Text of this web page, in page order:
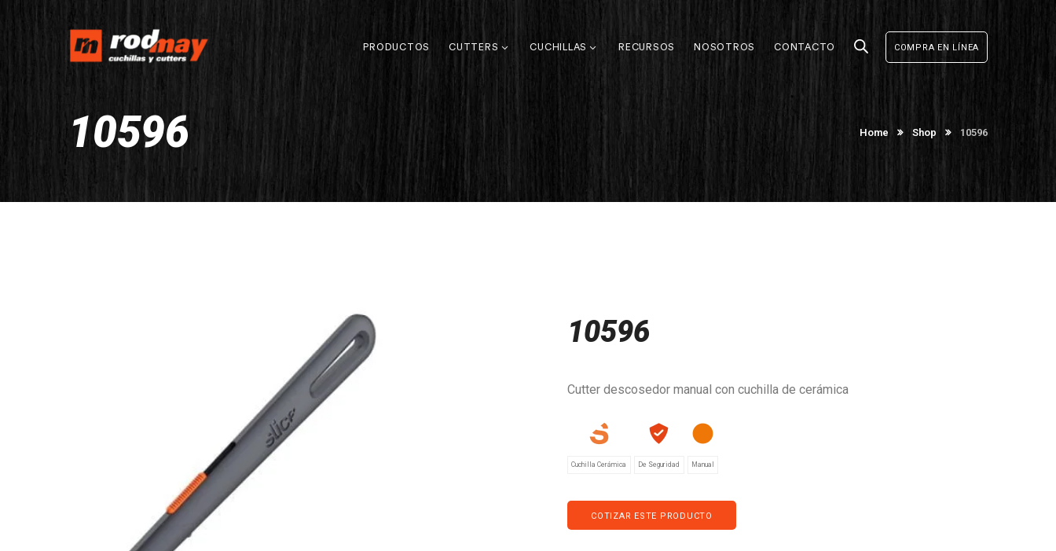
COMPRA EN LÍNEA
PRODUCTOS CUTTERS CUCHILLAS RECURSOS NOSOTROS CONTACTO
10596 Home Shop 10596
10596
Cutter descosedor manual con cuchilla de cerámica
Cuchilla Cerámica De Seguridad Manual
COTIZAR ESTE PRODUCTO